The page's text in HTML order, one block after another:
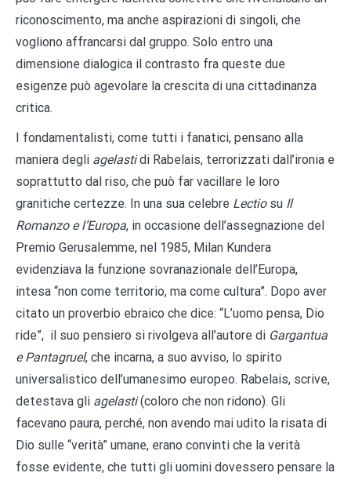
riconoscimento, ma anche aspirazioni di singoli, che
vogliono affrancarsi dal gruppo. Solo entro una
dimensione dialogica il contrasto fra queste due
esigenze può agevolare la crescita di una cittadinanza
critica.
I fondamentalisti, come tutti i fanatici, pensano alla
maniera degli agelastidi Rabelais, terrorizzati dall’ironia e
soprattutto dal riso, che può far vacillare le loro
granitiche certezze. In una sua celebre Lectiosu Il
Romanzo e l’Europa, in occasione dell’assegnazione del
Premio Gerusalemme, nel 1985, Milan Kundera
evidenziava la funzione sovranazionale dell’Europa,
intesa “non come territorio, ma come cultura”. Dopo aver
citato un proverbio ebraico che dice: “L’uomo pensa, Dio
ride”, il suo pensiero si rivolgeva all’autore di Gargantua
e Pantagruel, che incarna, a suo avviso, lo spirito
universalistico dell’umanesimo europeo. Rabelais, scrive,
detestava gli agelasti(coloro che non ridono). Gli
facevano paura, perché, non avendo mai udito la risata di
Dio sulle “verità” umane, erano convinti che la verità
fosse evidente, che tutti gli uomini dovessero pensare la